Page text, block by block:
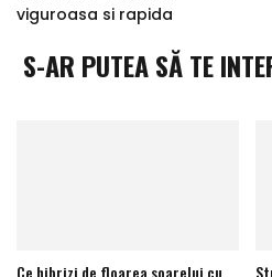
viguroasa si rapida
S-AR PUTEA SĂ TE
Ce hibrizi de floarea soarelui cu